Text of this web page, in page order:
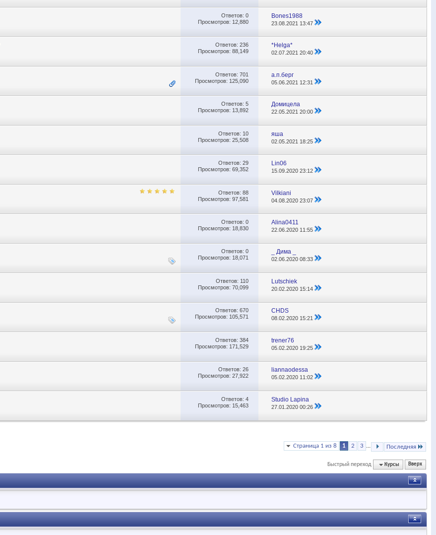
Ответов: 0
Просмотров: 12,880
Bones1988
23.08.2021 13:47
Ответов: 236
Просмотров: 88,149
*Helga*
02.07.202120:40
Ответов: 701
Просмотров: 125,090
а.п.берг
05.06.2021 12:31
Ответов: 5
Просмотров: 13,892
Домицела
22.05.202120:00
Ответов: 10
Просмотров: 25,508
яша
02.05.2021 18:25
Ответов: 29
Просмотров: 69,352
Lin06
15.09.202023:12
Ответов: 88
Просмотров: 97,581
Vilkiani
04.08.202023:07
Ответов: 0
Просмотров: 18,830
Alina0411
22.06.2020 11:55
Ответов: 0
Просмотров: 18,071
_ Дима _
02.06.202008:33
Ответов: 110
Просмотров: 70,099
Lutschiek
20.02.2020 15:14
Ответов: 670
Просмотров: 105,571
CHDS
08.02.202015:21
Ответов: 384
Просмотров: 171,529
trener76
05.02.2020 19:25
Ответов: 26
Просмотров: 27,922
liannaodessa
05.02.2020 11:02
Ответов: 4
Просмотров: 15,463
Studio Lapina
27.01.202000:26
Страница 1 из 8 1 2 3 Последняя
Быстрый переход Курсы Вверх